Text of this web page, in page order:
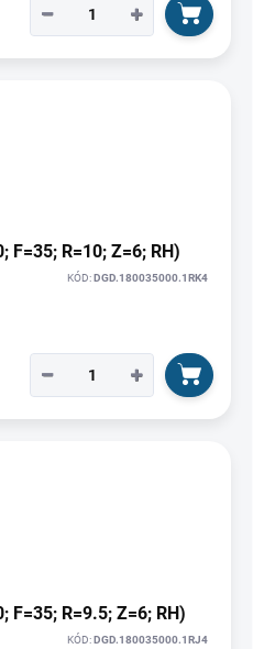
+
−
F=35; R=10; Z=6; RH)
KÓD: DGD.180035000.1RK4
+
−
F=35; R=9.5; Z=6; RH)
KÓD:DGD.180035000.1RJ4